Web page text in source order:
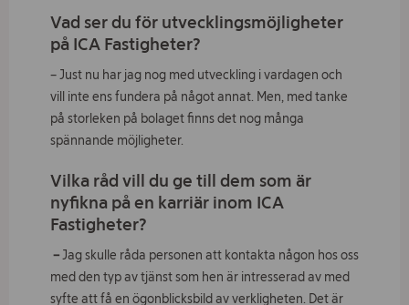
Vad ser du för utvecklingsmöjligheter
på ICA Fastigheter?
– Just nu har jag nog med utveckling i vardagen och
vill inte ens fundera på något annat. Men, med tanke
på storleken på bolaget finns det nog många
spännande möjligheter.
Vilka råd vill du ge till dem som är
nyfikna på en karriär inom ICA
Fastigheter?
–Jag skulle råda personen att kontakta någon hos oss
med den typ av tjänst som hen är intresserad av med
syfte att få en ögonblicksbild av verkligheten. Det är